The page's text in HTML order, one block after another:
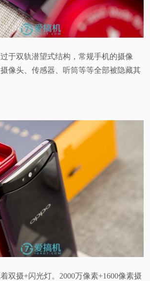
于双轨潜望式结构，常规手机的摄像
像头、传感器、听筒等等全部被隐藏其
双摄+闪光灯。2000万像素+1600像素摄